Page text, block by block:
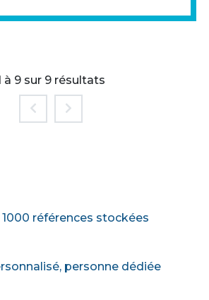
VOIR LE PRODUIT
à 9 sur 9 résultats
1000 références stockées
personne dédiée